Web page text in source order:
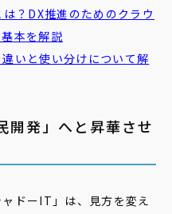
？DX推進のためのクラウ
本を解説
いと使い分けについて解
開発」へと昇華させ
ドーIT」は、見方を変え